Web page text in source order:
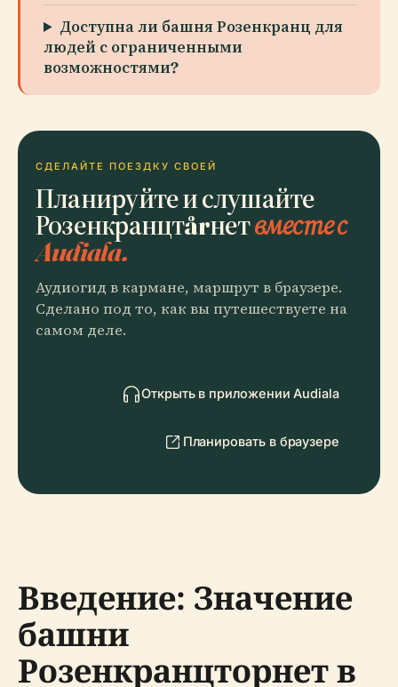
Доступна ли башня Розенкранц для
людей с ограниченными
возможностями?
СДЕЛАЙТЕ ПОЕЗДКУ СВОЕЙ
Планируйте и слушайте
Розенкранцтårнетвместе с
Audiala.
Аудиогид в кармане, маршрут в браузере.
Сделано под то, как вы путешествуете на
самом деле.
Открыть в приложении Audiala
Планировать в браузере
Введение: Значение
башни
Розенкранцторнет в